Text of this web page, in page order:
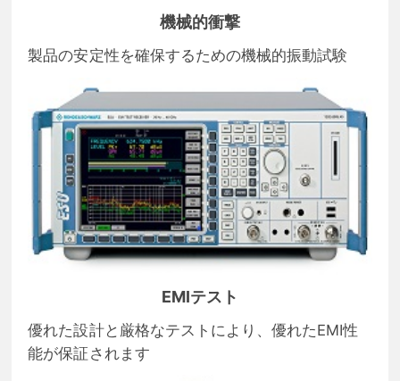
機械的衝撃
製品の安定性を確保するための機械的振動試験
EMIテスト
優れた設計と厳格なテストにより、優れたEMI性
能が保証されます